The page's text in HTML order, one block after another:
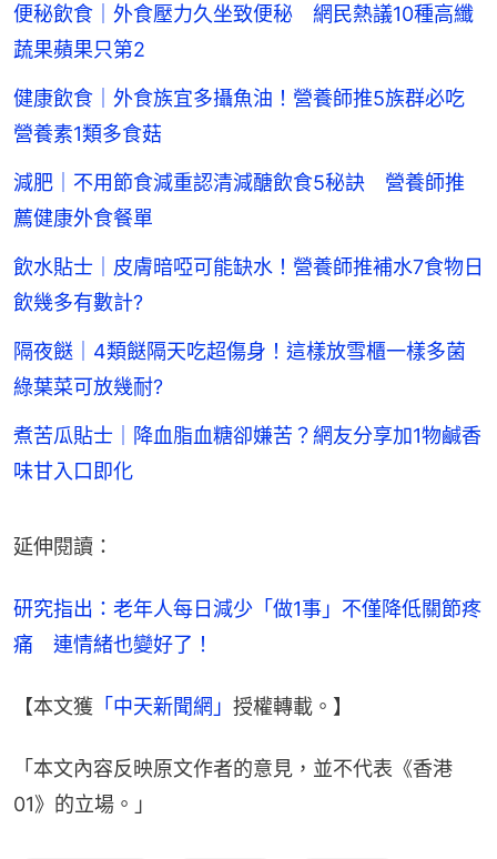
便秘飲食｜外食壓力久坐致便秘 網民熱議10種高纖
蔬果蘋果只第2
健康飲食｜外食族宜多攝魚油！營養師推5族群必吃
營養素1類多食菇
減肥｜不用節食減重認清減醣飲食5秘訣 營養師推
薦健康外食餐單
飲水貼士｜皮膚暗啞可能缺水！營養師推補水7食物日
飲幾多有數計?
隔夜餸｜4類餸隔天吃超傷身！這樣放雪櫃一樣多菌
綠葉菜可放幾耐?
煮苦瓜貼士｜降血脂血糖卻嫌苦？網友分享加1物鹹香
味甘入口即化
延伸閱讀：
研究指出：老年人每日減少「做1事」不僅降低關節疼
痛　連情緒也變好了！
【本文獲 「中天新聞網」 授權轉載。】
「本文內容反映原文作者的意見，並不代表《香港
01》的立場。」